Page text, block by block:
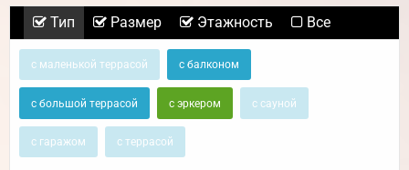
Тип Размер Этажность Все
с маленькой террасой с балконом
с большой террасой с эркером с сауной
с гаражом с террасой